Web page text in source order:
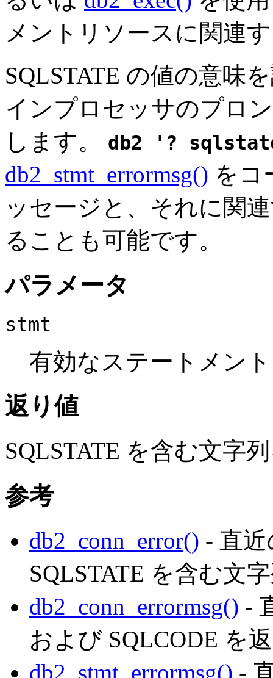
メントリソースに関連
SQLSTATE の値の意味
インプロセッサのプロ
します。
db2 '?
db2_stmt_errormsg() をコ
ッセージと、それに関
ることも可能です。
パラメータ
stmt
有効なステートメン
返り値
SQLSTATE を含む文字
参考
db2_conn_error() - 直
SQLSTATE を含む文
db2_conn_errormsg() -
および SQLCODE を
db2_stmt_errormsg() -